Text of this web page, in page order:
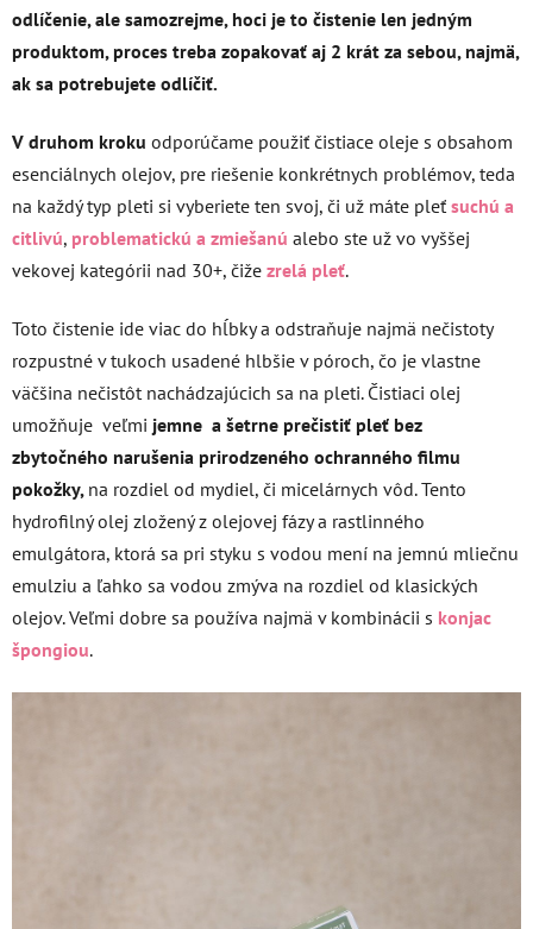
odlíčenie, ale samozrejme, hoci je to čistenie len jedným
produktom, proces treba zopakovať aj 2 krát za sebou, najmä,
ak sa potrebujete odlíčiť.
V druhom kroku odporúčame použiť čistiace oleje s obsahom
esenciálnych olejov, pre riešenie konkrétnych problémov, teda
na každý typ pleti si vyberiete ten svoj, či už máte pleť suchú a
citlivú, problematickú a zmiešanú alebo ste už vo vyššej
vekovej kategórii nad 30+, čiže zrelá pleť.
Toto čistenie ide viac do hĺbky a odstraňuje najmä nečistoty
rozpustné v tukoch usadené hlbšie v póroch, čo je vlastne
väčšina nečistôt nachádzajúcich sa na pleti. Čistiaci olej
umožňuje veľmi jemne a šetrne prečistiť pleť bez
zbytočného narušenia prirodzeného ochranného filmu
pokožky, na rozdiel od mydiel, či micelárnych vôd. Tento
hydrofilný olej zložený z olejovej fázy a rastlinného
emulgátora, ktorá sa pri styku s vodou mení na jemnú mliečnu
emulziu a ľahko sa vodou zmýva na rozdiel od klasických
olejov. Veľmi dobre sa používa najmä v kombinácii s konjac
špongiou.